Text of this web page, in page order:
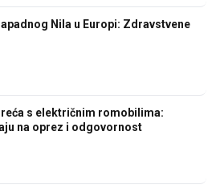
Nila u Europi: Zdravstvene
s električnim romobilima:
na oprez i odgovornost